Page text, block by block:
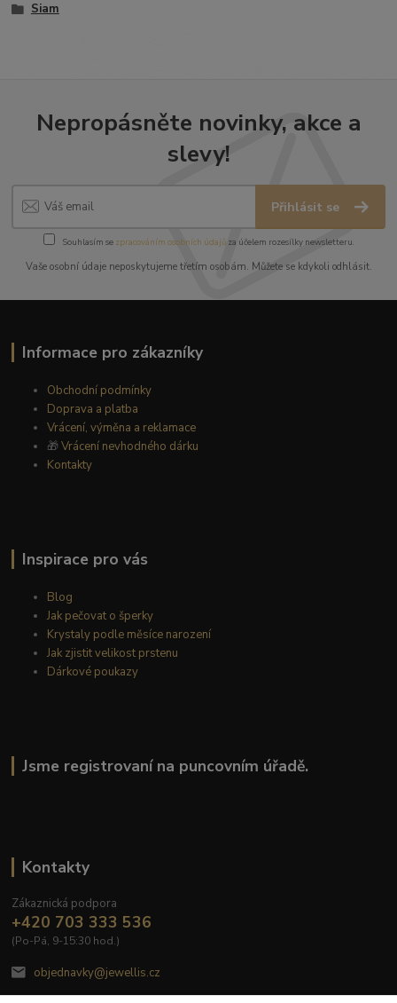
Siam
Nepropásněte novinky, akce a
slevy!
Přihlásit se
Souhlasím se zpracováním osobních údajůza účelem rozesílky newsletteru.
Vaše osobní údaje neposkytujeme třetím osobám. Můžete se kdykoli odhlásit.
Informace pro zákazníky
Obchodní podmínky
Doprava a platba
Vrácení, výměna a reklamace
🎁Vrácení nevhodného dárku
Kontakty
Inspirace pro vás
Blog
Jak pečovat o šperky
Krystaly podle měsíce narození
Jak zjistit velikost prstenu
Dárkové poukazy
Jsme registrovaní na puncovním úřadě.
Kontakty
Zákaznická podpora
+420 703 333 536
(Po-Pá, 9-15:30 hod.)
objednavky@jewellis.cz